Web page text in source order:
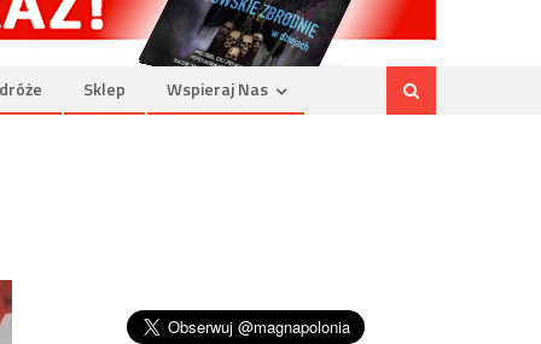
Sklep Wspieraj Nas